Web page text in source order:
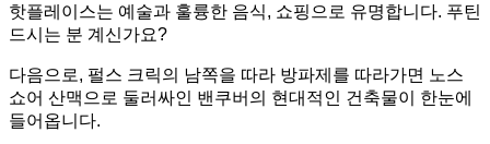
핫플레이스는 예술과 훌륭한 음식, 쇼핑으로 유명합니다. 푸틴
드시는 분 계신가요?
다음으로, 펄스 크릭의 남쪽을 따라 방파제를 따라가면 노스
쇼어 산맥으로 둘러싸인 밴쿠버의 현대적인 건축물이 한눈에
들어옵니다.